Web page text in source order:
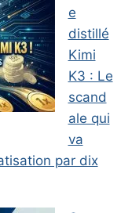
e
distillé
Kimi
K3 : Le
scand
ale qui
va
par dix